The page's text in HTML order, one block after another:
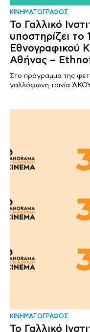
ΚΙΝΗΜΑΤΟΓΡΑΦΟΣ
Το Γαλλικό
υποστηρίζει το
Εθνογραφικού
Αθήνας –
Στο πρόγραμμα της
γαλλόφωνη ταινία
ΚΙΝΗΜΑΤΟΓΡΑΦΟΣ
Το Γαλλικό